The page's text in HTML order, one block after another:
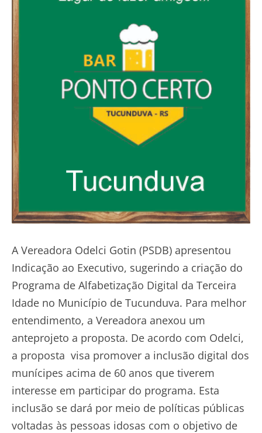
A Vereadora Odelci Gotin (PSDB) apresentou
Indicação ao Executivo, sugerindo a criação do
Programa de Alfabetização Digital da Terceira
Idade no Município de Tucunduva. Para melhor
entendimento, a Vereadora anexou um
anteprojeto a proposta. De acordo com Odelci,
a proposta visa promover a inclusão digital dos
munícipes acima de 60 anos que tiverem
interesse em participar do programa. Esta
inclusão se dará por meio de políticas públicas
voltadas às pessoas idosas com o objetivo de